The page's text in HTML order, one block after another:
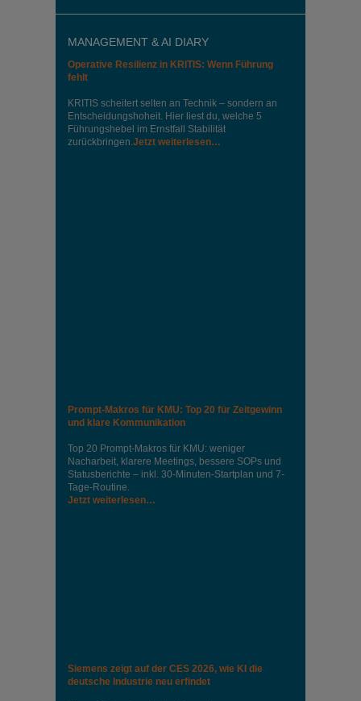
MANAGEMENT & AI DIARY
Operative Resilienz in KRITIS: Wenn Führung
fehlt
KRITIS scheitert selten an Technik – sondern an
Entscheidungshoheit. Hier liest du, welche 5
Führungshebel im Ernstfall Stabilität
zurückbringen.Jetzt weiterlesen…
Prompt-Makros für KMU: Top 20 für Zeitgewinn
und klare Kommunikation
Top 20 Prompt-Makros für KMU: weniger
Nacharbeit, klarere Meetings, bessere SOPs und
Statusberichte – inkl. 30-Minuten-Startplan und 7-
Tage-Routine.
Jetzt weiterlesen…
Siemens zeigt auf der CES 2026, wie KI die
deutsche Industrie neu erfindet